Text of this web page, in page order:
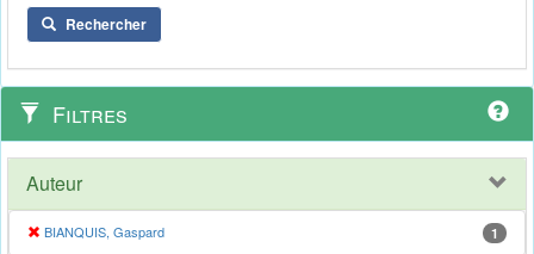
Rechercher
Filtres
Auteur
BIANQUIS, Gaspard 1